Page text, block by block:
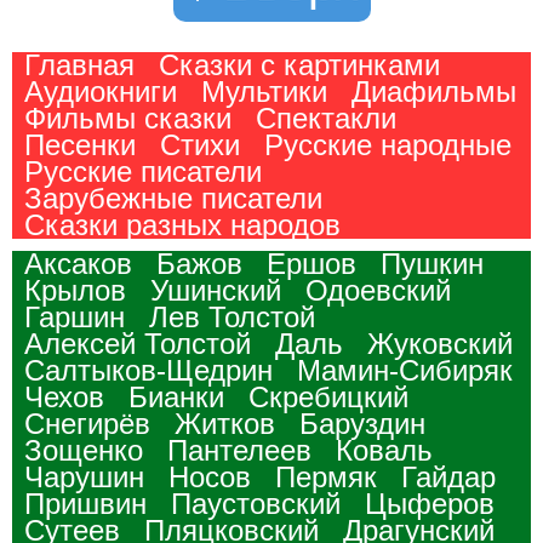
Главная
Сказки с картинками
Аудиокниги
Мультики
Диафильмы
Фильмы сказки
Спектакли
Песенки
Стихи
Русские народные
Русские писатели
Зарубежные писатели
Сказки разных народов
Аксаков
Бажов Ершов
Пушкин
Крылов
Ушинский
Одоевский
Гаршин
Лев Толстой
Алексей Толстой
Даль
Жуковский
Салтыков-Щедрин
Мамин-Сибиряк
Чехов
Бианки
Скребицкий
Снегирёв
Житков
Баруздин
Зощенко
Пантелеев
Коваль
Чарушин
Носов Пермяк
Гайдар
Пришвин
Паустовский
Цыферов
Сутеев
Пляцковский
Драгунский